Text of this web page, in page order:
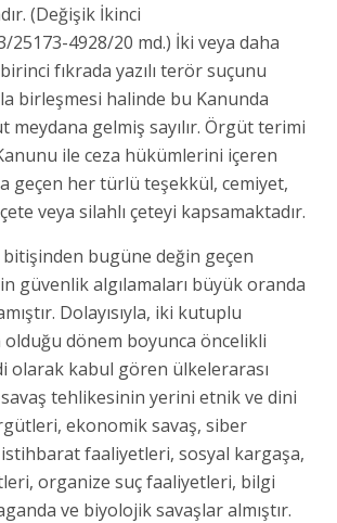
(Değişik İkinci
25173-4928/20 md.) İki veya daha
fıkrada yazılı terör suçunu
birleşmesi halinde bu Kanunda
meydana gelmiş sayılır. Örgüt terimi
ile ceza hükümlerini içeren
geçen her türlü teşekkül, cemiyet,
veya silahlı çeteyi kapsamaktadır.
bitişinden bugüne değin geçen
güvenlik algılamaları büyük oranda
Dolayısıyla, iki kutuplu
dönem boyunca öncelikli
olarak kabul gören ülkelerarası
tehlikesinin yerini etnik ve dini
ekonomik savaş, siber
istihbarat faaliyetleri, sosyal kargaşa,
organize suç faaliyetleri, bilgi
ve biyolojik savaşlar almıştır.